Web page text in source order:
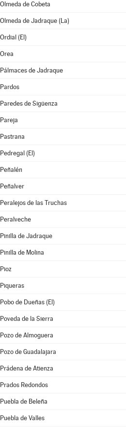
Olmeda de Cobeta
Olmeda de Jadraque (La)
Ordial (El)
Orea
Pálmaces de Jadraque
Pardos
Paredes de Sigüenza
Pareja
Pastrana
Pedregal (El)
Peñalén
Peñalver
Peralejos de las Truchas
Peralveche
Pinilla de Jadraque
Pinilla de Molina
Pioz
Piqueras
Pobo de Dueñas (El)
Poveda de la Sierra
Pozo de Almoguera
Pozo de Guadalajara
Prádena de Atienza
Prados Redondos
Puebla de Beleña
Puebla de Valles